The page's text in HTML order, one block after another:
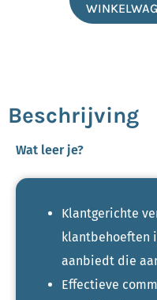
Beschrijving
Wat leer je?
Klantgerichte
klantbehoeften
aanbiedt die
Effectieve